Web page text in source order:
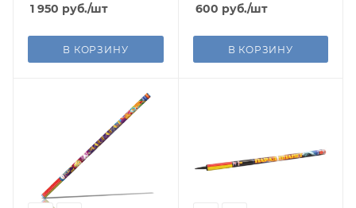
1 950 руб./шт
В КОРЗИНУ
600 руб./шт
В КОРЗИНУ